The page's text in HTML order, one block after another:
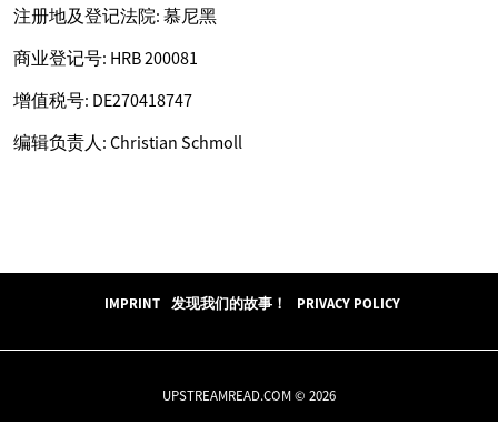
注册地及登记法院: 慕尼黑
商业登记号: HRB 200081
增值税号: DE270418747
编辑负责人: Christian Schmoll
IMPRINT 发现我们的故事！ PRIVACY POLICY
UPSTREAMREAD.COM © 2026